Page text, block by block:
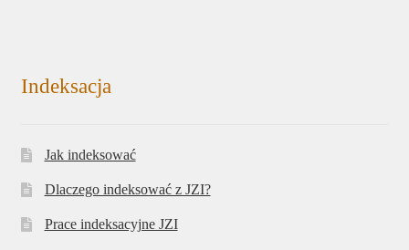
Indeksacja
Jak indeksować
Dlaczego indeksować z JZI?
Prace indeksacyjne JZI